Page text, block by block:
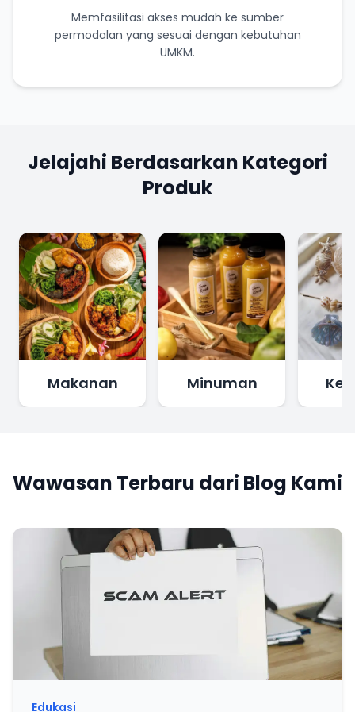
Memfasilitasi akses mudah ke sumber
permodalan yang sesuai dengan kebutuhan
UMKM.
Jelajahi Berdasarkan Kategori
Produk
Makanan Minuman
Wawasan Terbaru dari Blog Kami
Edukasi